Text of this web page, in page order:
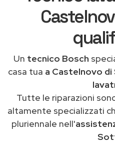
Un tecnico Bosch
casa tua a Castelnovo
Tutte le riparazioni
altamente specializzati
pluriennale nell'